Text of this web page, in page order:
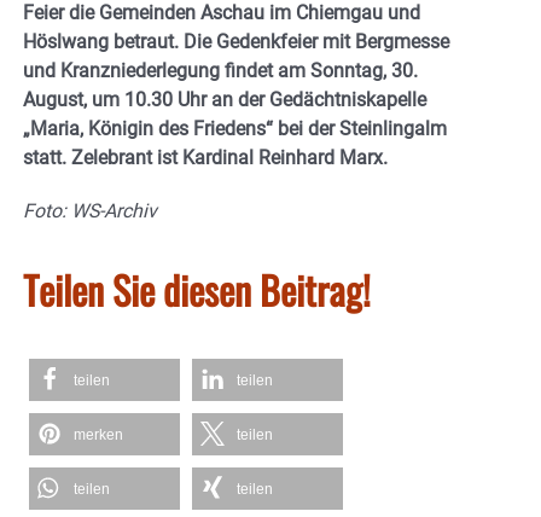
Feier die Gemeinden Aschau im Chiemgau und
Höslwang betraut. Die Gedenkfeier mit Bergmesse
und Kranzniederlegung findet am Sonntag, 30.
August, um 10.30 Uhr an der Gedächtniskapelle
„Maria, Königin des Friedens“ bei der Steinlingalm
statt. Zelebrant ist Kardinal Reinhard Marx.
Foto: WS-Archiv
Teilen Sie diesen Beitrag!
teilen teilen
merken teilen
teilen teilen